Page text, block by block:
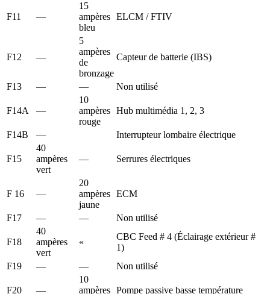
F11 —
15
ampères
bleu
ELCM / FTIV
F12 —
5
ampères
de
bronzage
Capteur de batterie (IBS)
F13 — — Non utilisé
F14A —
10
ampères
rouge
Hub multimédia 1, 2, 3
F14B — Interrupteur lombaire électrique
F15
40
ampères
vert
— Serrures électriques
F 16 —
20
ampères
jaune
ECM
F17 — — Non utilisé
F18
40
ampères
vert
«
CBC Feed # 4 (Éclairage extérieur #
1)
F19
— — Non utilisé
F20 —
10
ampères Pompe passive basse température